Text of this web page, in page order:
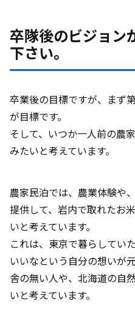
卒隊後のビジョン
下さい。
卒業後の目標ですが、まず
が目標です。
そして、いつか一人前の農
みたいと考えています。
農家民泊では、農業体験や
提供して、岩内で取れたお
いと考えています。
これは、東京で暮らしてい
いいなという自分の想いが
舎の無い人や、北海道の自
いと考えています。